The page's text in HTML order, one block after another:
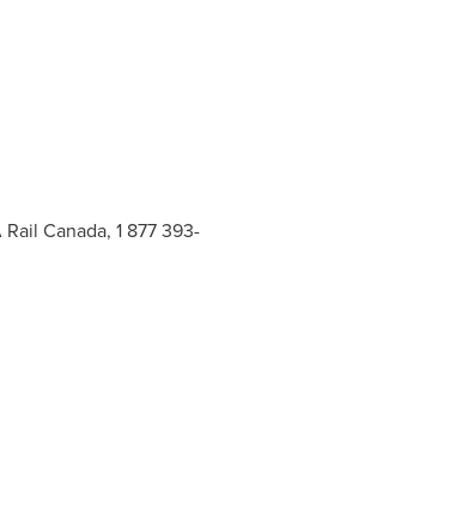
Canada, 1 877 393-